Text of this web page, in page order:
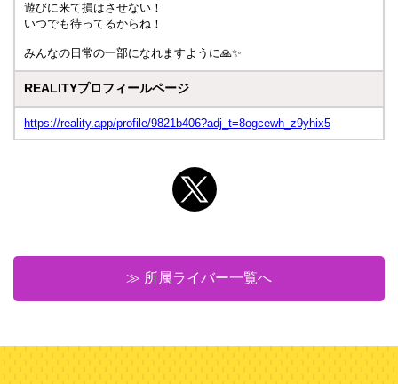
遊びに来て損はさせない！
いつでも待ってるからね！
みんなの日常の一部になれますように🙏✨
REALITYプロフィールページ
https://reality.app/profile/9821b406?adj_t=8ogcewh_z9yhix5
≫ 所属ライバー一覧へ